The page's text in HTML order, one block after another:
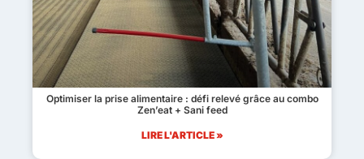
Optimiser la prise alimentaire : défi relevé grâce au combo
Zen’eat + Sani feed
LIRE L'ARTICLE »